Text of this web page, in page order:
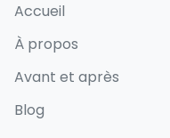
Accueil
À propos
Avant et après
Blog